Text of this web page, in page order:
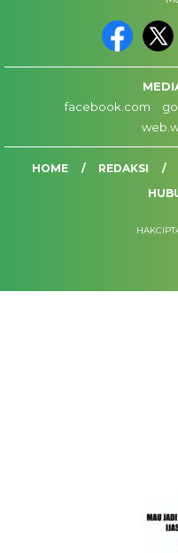
facebook.com
HOME REDAKSI